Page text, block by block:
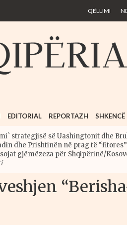
main
content
QËLLIMI
EDITORIAL REPORTAZH SHKENCË
strategjisë së Uashingtonit dhe
dhe Prishtinën në prag të “fitores”
gjëmëzeza për Shqipërinë/